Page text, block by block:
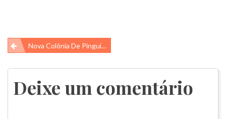
Navegação
de
Post
Nova Colônia De Pinguins Descoberta Por Satélite
Deixe um comentário